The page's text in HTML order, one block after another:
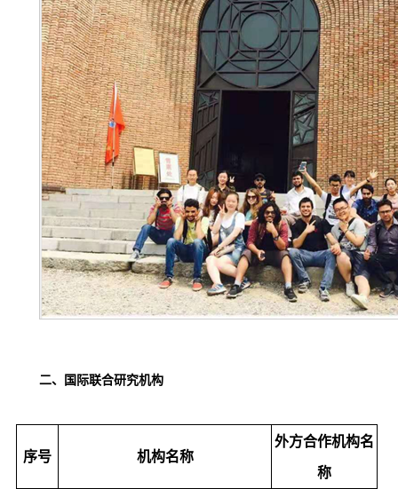
二、 国际联合研究机构
序号 机构名称
外方合作机构名
称